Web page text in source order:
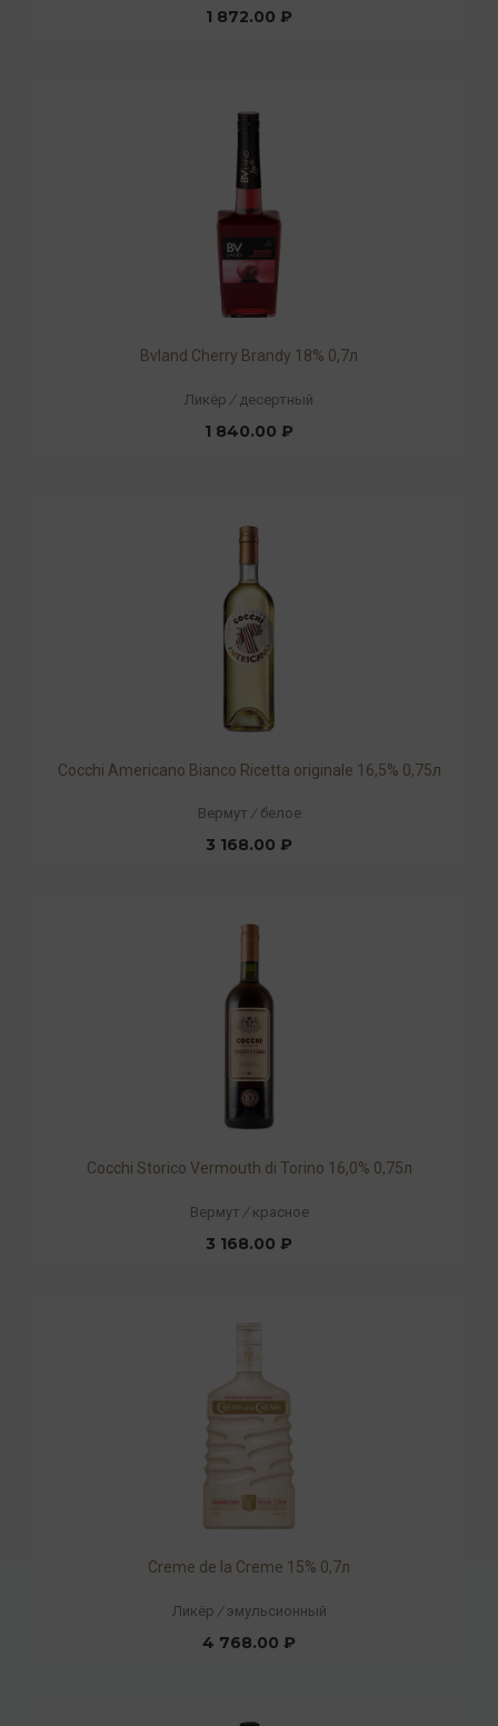
1 872.00 ₽
Bvland Cherry Brandy 18% 0,7л
Ликёр / десертный
1 840.00 ₽
Cocchi Americano Bianco Ricetta originale 16,5% 0,75л
Вермут / белое
3 168.00 ₽
Cocchi Storico Vermouth di Torino 16,0% 0,75л
Вермут / красное
3 168.00 ₽
Creme de la Creme 15% 0,7л
Ликёр / эмульсионный
4 768.00 ₽